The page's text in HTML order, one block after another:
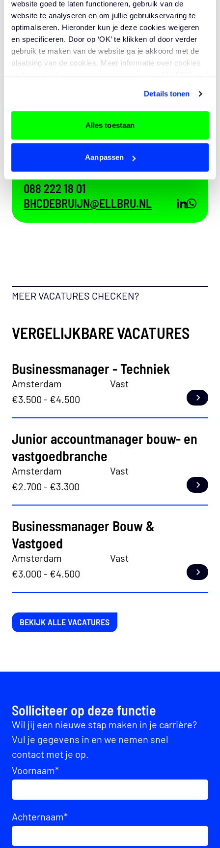
website goed te laten functioneren, gebruik van de
website te analyseren en om jullie gebruikservaring te
optimaliseren. Hieronder kun je deze cookies weigeren
en specificeren. Door op ‘OK’ te klikken of door verder
gebruik te maken van de website ga je akkoord met de
plaatsing van de cookies. Meer informatie over cookies
Details tonen
Alles toestaan
Aanpassen
NEEM CONTACT OP MET BAS
DE BRUIJN
CO-FOUNDER
088 222 18 01
BHCDEBRUIJN@ELLBRU.NL
LINKEDIN
MEER VACATURES CHECKEN?
VERGELIJKBARE VACATURES
Businessmanager - Techniek
Amsterdam
Vast
€3.500 - €4.500
Junior accountmanager bouw- en
vastgoedbranche
Amsterdam
Vast
€2.700 - €3.300
Businessmanager Bouw &
Vastgoed
Amsterdam
Vast
€3.000 - €4.500
BEKIJK ALLE VACATURES
Solliciteer op deze functie
Wil jij een nieuwe stap maken in je carrière?
Vul je gegevens in en we nemen snel
contact met je op.
Voornaam*
Achternaam*